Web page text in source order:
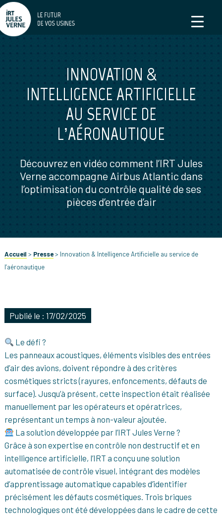
INNOVATION &
INTELLIGENCE ARTIFICIELLE
AU SERVICE DE
L’AÉRONAUTIQUE
Découvrez en vidéo comment l’IRT Jules
Verne accompagne Airbus Atlantic dans
l’optimisation du contrôle qualité de ses
pièces d’entrée d’air
Accueil > Presse> Innovation & Intelligence Artificielle au service de
l’aéronautique
Publié le : 17/02/2025
Le défi ?
Les panneaux acoustiques, éléments visibles des entrées
d’air des avions, doivent répondre à des critères
cosmétiques stricts (rayures, enfoncements, défauts de
surface). Jusqu’à présent, cette inspection était réalisée
manuellement par les opérateurs et opératrices,
représentant un temps à non-valeur ajoutée.
La solution développée par l’IRT Jules Verne ?
Grâce à son expertise en contrôle non destructif et en
intelligence artificielle, l’IRT a conçu une solution
automatisée de contrôle visuel, intégrant des modèles
d’apprentissage automatique capables d’identifier
précisément les défauts cosmétiques. Trois briques
technologiques ont été développées dans le cadre de cette